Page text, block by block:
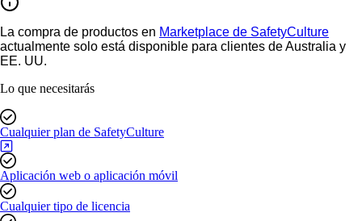
La compra de productos en Marketplace de SafetyCulture
actualmente solo está disponible para clientes de Australia y
EE. UU.
Lo que necesitarás
Cualquier plan de SafetyCulture
Aplicación web o aplicación móvil
Cualquier tipo de licencia